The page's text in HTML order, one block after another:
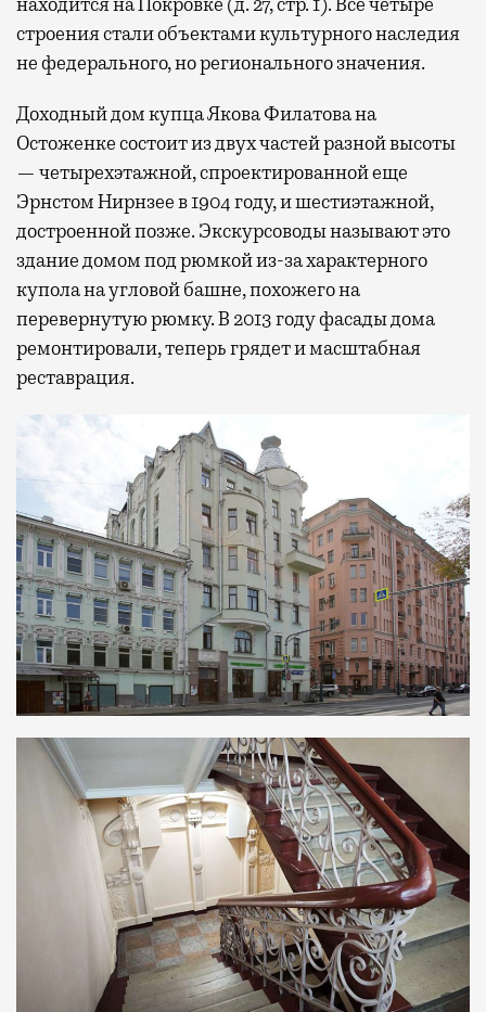
строения стали объектами культурного наследия
не федерального, но регионального значения.
Доходный дом купца Якова Филатова на
Остоженке состоит из двух частей разной высоты
— четырехэтажной, спроектированной еще
Эрнстом Нирнзее в 1904 году, и шестиэтажной,
достроенной позже. Экскурсоводы называют это
здание домом под рюмкой из-за характерного
купола на угловой башне, похожего на
перевернутую рюмку. В 2013 году фасады дома
ремонтировали, теперь грядет и масштабная
реставрация.